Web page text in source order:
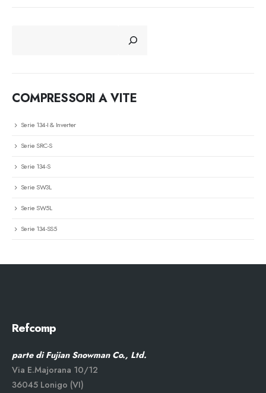
COMPRESSORI A VITE
Serie 134-I & Inverter
Serie SRC-S
Serie 134-S
Serie SW3L
Serie SW5L
Serie 134-SS5
Refcomp
parte di Fujian Snowman Co., Ltd.
Via E.Majorana 10/12
36045 Lonigo (VI)